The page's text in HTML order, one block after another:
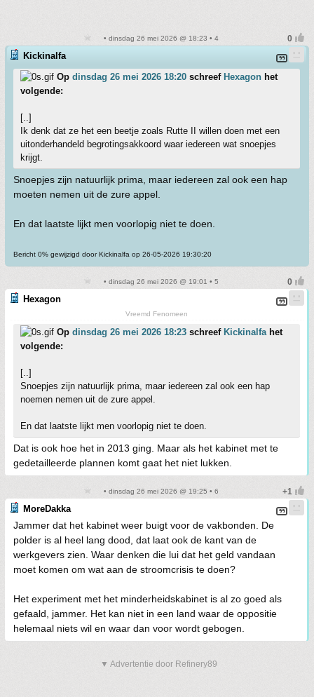
• dinsdag 26 mei 2026 @ 18:23 • 4
Kickinalfa
Op dinsdag 26 mei 2026 18:20 schreef Hexagon het
volgende:
[..]
Ik denk dat ze het een beetje zoals Rutte II willen doen met een
uitonderhandeld begrotingsakkoord waar iedereen wat snoepjes
krijgt.
Snoepjes zijn natuurlijk prima, maar iedereen zal ook een hap
moeten nemen uit de zure appel.
En dat laatste lijkt men voorlopig niet te doen.
Bericht 0% gewijzigd door Kickinalfa op 26-05-2026 19:30:20
• dinsdag 26 mei 2026 @ 19:01 • 5
Hexagon
Vreemd Fenomeen
Op dinsdag 26 mei 2026 18:23 schreef Kickinalfahet
volgende:
[..]
Snoepjes zijn natuurlijk prima, maar iedereen zal ook een hap
noemen nemen uit de zure appel.
En dat laatste lijkt men voorlopig niet te doen.
Dat is ook hoe het in 2013 ging. Maar als het kabinet met te
gedetailleerde plannen komt gaat het niet lukken.
• dinsdag 26 mei 2026 @ 19:25 • 6
MoreDakka
Jammer dat het kabinet weer buigt voor de vakbonden. De
polder is al heel lang dood, dat laat ook de kant van de
werkgevers zien. Waar denken die lui dat het geld vandaan
moet komen om wat aan de stroomcrisis te doen?
Het experiment met het minderheidskabinet is al zo goed als
gefaald, jammer. Het kan niet in een land waar de oppositie
helemaal niets wil en waar dan voor wordt gebogen.
▼ Advertentie door Refinery89